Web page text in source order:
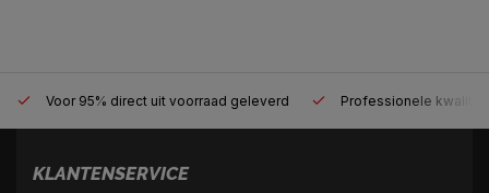
Voor 95% direct uit voorraad geleverd Professionele
KLANTENSERVICE